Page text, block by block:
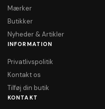
Mærker
Butikker
Nyheder & Artikler
INFORMATION
Privatlivspolitik
Kontakt os
Tilføj din butik
KONTAKT